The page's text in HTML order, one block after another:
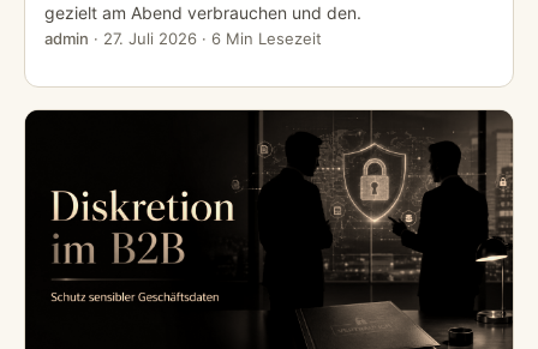
gezielt am Abend verbrauchen und den.
admin · 27. Juli 2026 · 6 Min Lesezeit